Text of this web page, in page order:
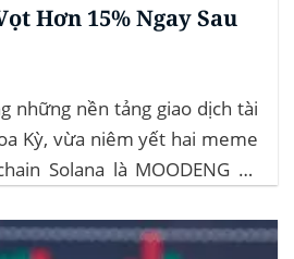
Hơn 15% Ngay Sau
những nền tảng giao dịch tài
Kỳ, vừa niêm yết hai meme
Solana là MOODENG và
số, với mức tăng hơn...